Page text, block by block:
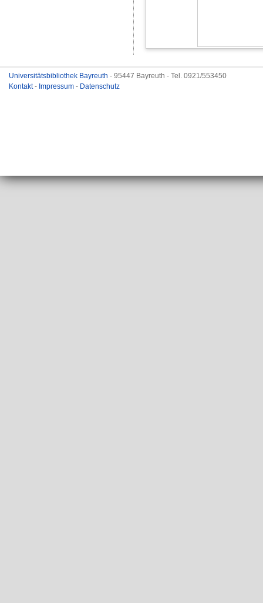
Universitätsbibliothek Bayreuth - 95447 Bayreuth - Tel. 0921/553450
Kontakt- Impressum - Datenschutz